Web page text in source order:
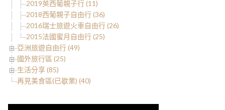
2019英西葡親子行 (11)
2018西葡親子自由行 (36)
2016瑞士旅遊火車自由行 (26)
2015法國蜜月自由行 (25)
亞洲旅遊自由行 (49)
國外旅行區 (25)
生活分享 (85)
再見美食區(已歇業) (40)